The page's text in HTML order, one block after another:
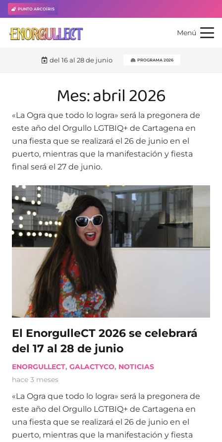
PUNTO ARCOÍRIS
Menú
del 16 al 28 de junio PROGRAMA 2026
Mes:abril 2026
«La Ogra que todo lo logra» será la pregonera de
este año del Orgullo LGTBIQ+ de Cartagena en
una fiesta que se realizará el 26 de junio en el
puerto, mientras que la manifestación y fiesta
final será el 27 de junio.
El EnorgulleCT 2026 se celebrará
del 17 al 28 de junio
ENORGULLECT, GALACTYCO, NOTICIAS
hace 3 meses
«La Ogra que todo lo logra» será la pregonera de
este año del Orgullo LGTBIQ+ de Cartagena en
una fiesta que se realizará el 26 de junio en el
puerto, mientras que la manifestación y fiesta